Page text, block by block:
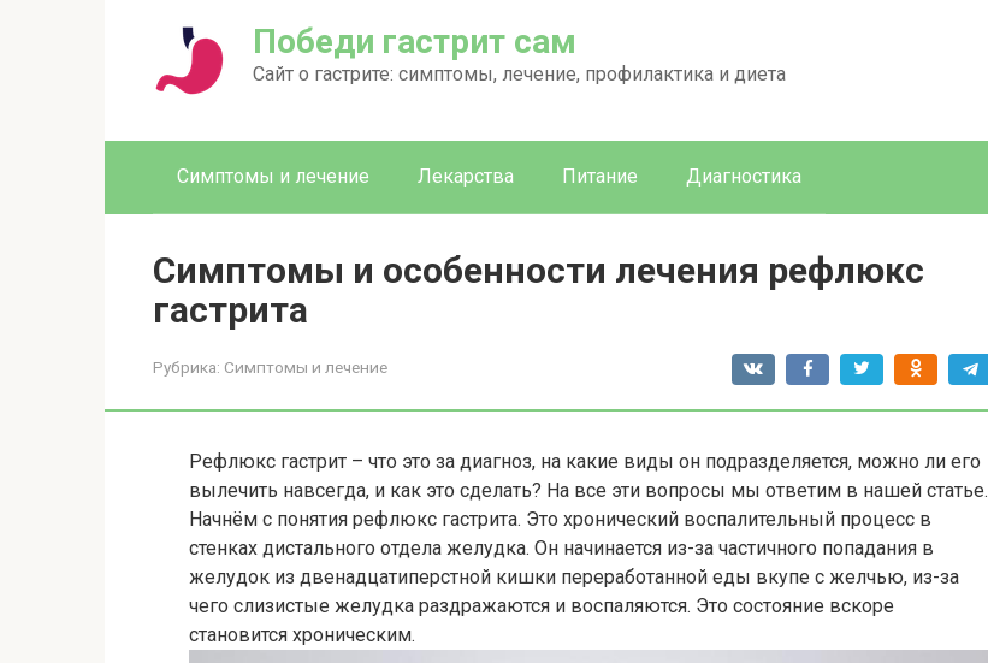
Победи гастрит сам
Сайт о гастрите: симптомы, лечение, профилактика и диета
Симптомы и лечение Лекарства Питание Диагностика
Симптомы и особенности лечения рефлюкс
гастрита
Рубрика: Симптомы и лечение
Рефлюкс гастрит – что это за диагноз, на какие виды он подразделяется, можно ли его
вылечить навсегда, и как это сделать? На все эти вопросы мы ответим в нашей статье.
Начнём с понятия рефлюкс гастрита. Это хронический воспалительный процесс в
стенках дистального отдела желудка. Он начинается из-за частичного попадания в
желудок из двенадцатиперстной кишки переработанной еды вкупе с желчью, из-за
чего слизистые желудка раздражаются и воспаляются. Это состояние вскоре
становится хроническим.